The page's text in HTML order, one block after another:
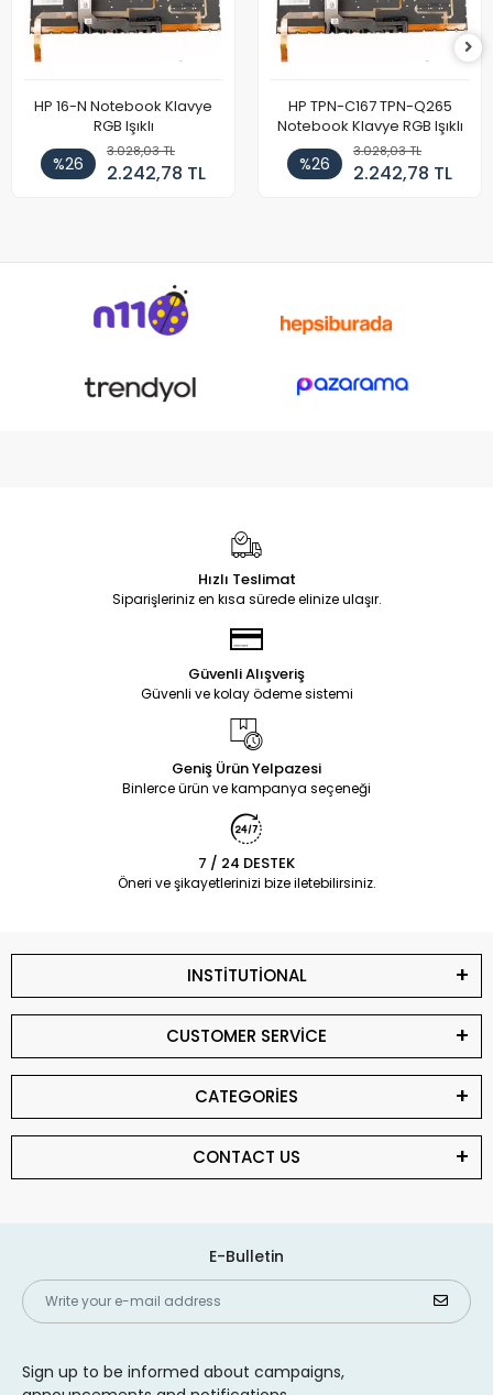
HP 16-N Notebook Klavye
RGB Işıklı
%26
3.028,03 TL
2.242,78 TL
HP TPN-C167 TPN-Q265
Notebook Klavye RGB Işıklı
%26
3.028,03 TL
2.242,78 TL
Hızlı Teslimat
Siparişleriniz en kısa sürede elinize ulaşır.
Güvenli Alışveriş
Güvenli ve kolay ödeme sistemi
Geniş Ürün Yelpazesi
Binlerce ürün ve kampanya seçeneği
7 / 24 DESTEK
Öneri ve şikayetlerinizi bize iletebilirsiniz.
INSTİTUTİONAL
CUSTOMER SERVİCE
CATEGORİES
CONTACT US
E-Bulletin
Sign up to be informed about campaigns,